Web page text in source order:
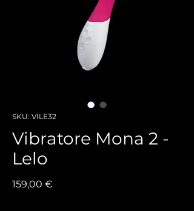
SKU: VILE32
Vibratore Mona 2 -
Lelo
159,00 €